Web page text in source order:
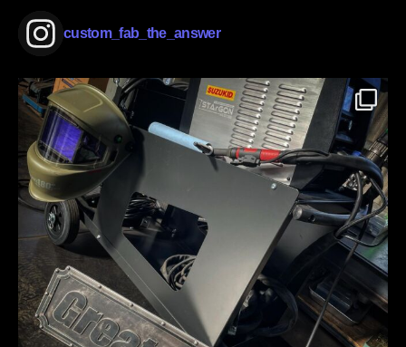
custom_fab_the_answer